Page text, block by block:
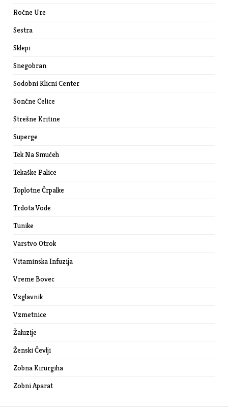
Ročne Ure
Sestra
Sklepi
Snegobran
Sodobni Klicni Center
Sončne Celice
Strešne Kritine
Superge
Tek Na Smučeh
Tekaške Palice
Toplotne Črpalke
Trdota Vode
Tunike
Varstvo Otrok
Vitaminska Infuzija
Vreme Bovec
Vzglavnik
Vzmetnice
Žaluzije
Ženski Čevlji
Zobna Kirurgiha
Zobni Aparat